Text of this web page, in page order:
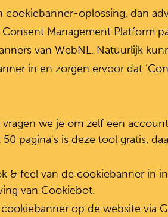
cookiebanner-oplossing, dan
Management Platform
van WebNL. Natuurlijk
in en zorgen ervoor dat
we je om zelf een
50 pagina's is deze tool gratis,
& feel van de cookiebanner in
van Cookiebot.
op de website via